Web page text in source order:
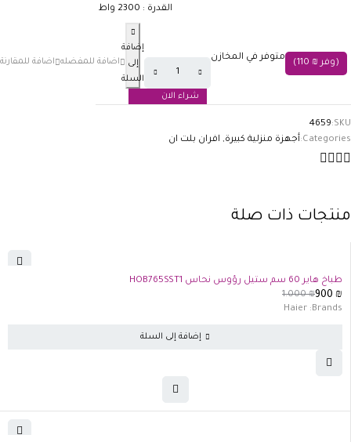
القدرة : 2300 واط
(وفر 110 ₪
)
متوفر في المخازن
إضافة
إلى
السلة
شراء الان
SKU:
4659
Categories: أجهزة منزلية كبيرة, افران بلت ان
منتجات ذات صلة
طباخ هاير 60 سم ستيل رؤوس نحاس HOB765SST1
1.000₪900 ₪
Brands:
Haier
إضافة إلى السلة